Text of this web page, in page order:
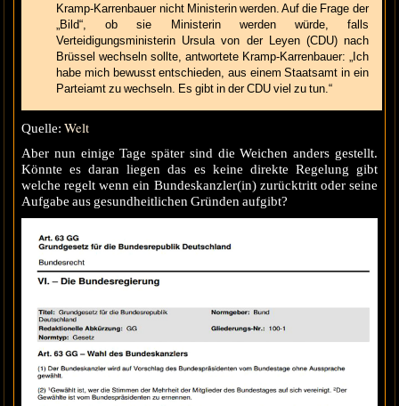
Kramp-Karrenbauer nicht Ministerin werden. Auf die Frage der
„Bild“, ob sie Ministerin werden würde, falls
Verteidigungsministerin Ursula von der Leyen (CDU) nach
Brüssel wechseln sollte, antwortete Kramp-Karrenbauer: „Ich
habe mich bewusst entschieden, aus einem Staatsamt in ein
Parteiamt zu wechseln. Es gibt in der CDU viel zu tun.“
Quelle:Welt
Aber nun einige Tage später sind die Weichen anders gestellt.
Könnte es daran liegen das es keine direkte Regelung gibt
welche regelt wenn ein Bundeskanzler(in) zurücktritt oder seine
Aufgabe aus gesundheitlichen Gründen aufgibt?